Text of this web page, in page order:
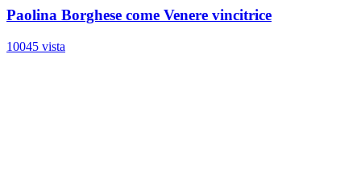
Paolina Borghese come Venere vincitrice
10045 vista